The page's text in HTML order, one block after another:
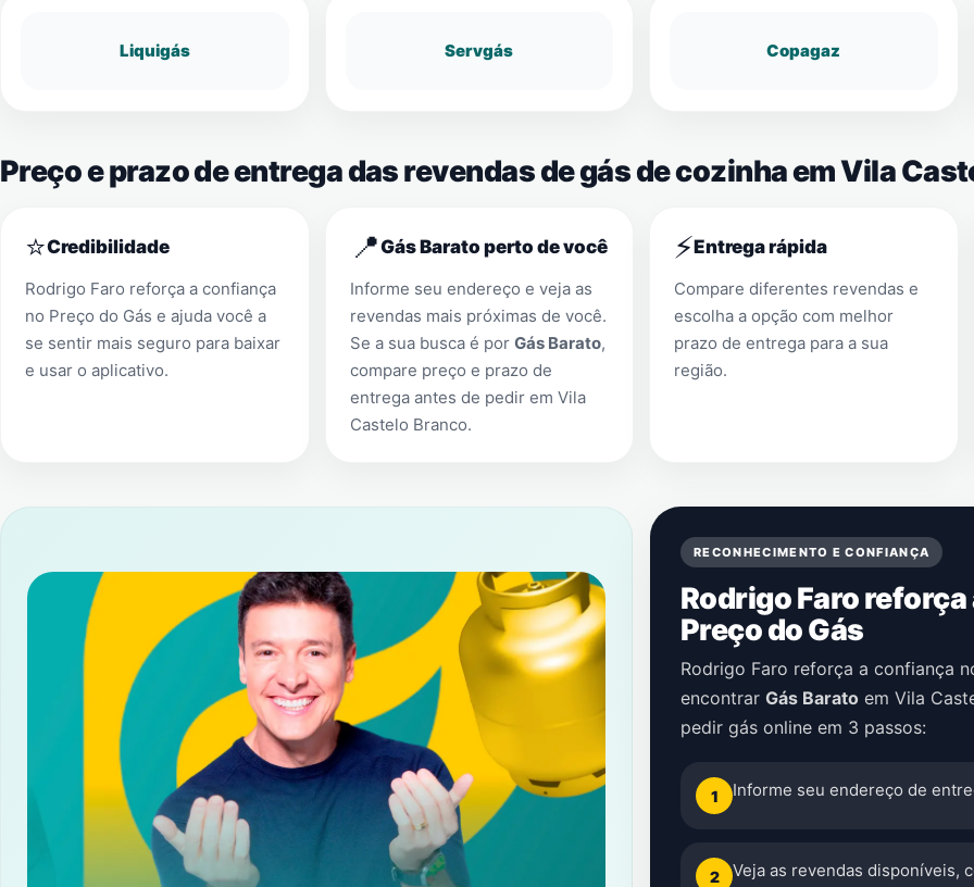
Liquigás Servgás Copagaz
Preço e prazo de entrega das revendas de gás de cozinha em Vila
⭐Credibilidade
Rodrigo Faro reforça a confiança
no Preço do Gás e ajuda você a
se sentir mais seguro para baixar
e usar o aplicativo.
📍Gás Barato perto de você
Informe seu endereço e veja as
revendas mais próximas de você.
Se a sua busca é por Gás Barato,
compare preço e prazo de
entrega antes de pedir em Vila
Castelo Branco.
⚡Entrega rápida
Compare diferentes revendas e
escolha a opção com melhor
prazo de entrega para a sua
região.
RECONHECIMENTO E CONFIANÇA
Rodrigo Faro
Preço do Gás
Rodrigo Faro reforça a confiança
encontrar Gás Barato em Vila
pedir gás online em 3 passos:
1 Informe seu endereço de
2 Veja as revendas disponíveis,